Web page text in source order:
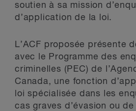
soutien à sa mission
d’application de la loi.
L’ACF proposée présente
avec le Programme des
criminelles (PEC) de
Canada, une fonction
loi spécialisée dans les
cas graves d’évasion ou